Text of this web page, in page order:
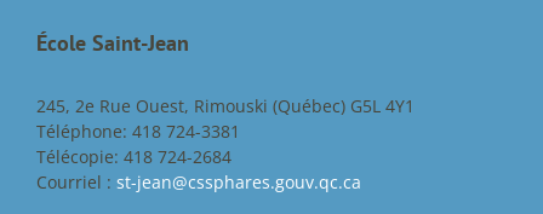
École Saint-Jean
245, 2e Rue Ouest, Rimouski (Québec) G5L 4Y1
Téléphone: 418 724-3381
Télécopie: 418 724-2684
Courriel : st-jean@cssphares.gouv.qc.ca